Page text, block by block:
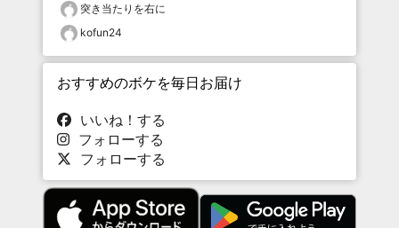
突き当たりを右に
kofun24
おすすめのボケを毎日お届け
いいね！する
フォローする
フォローする